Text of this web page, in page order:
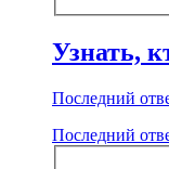
Узнать,
Последний
Последний